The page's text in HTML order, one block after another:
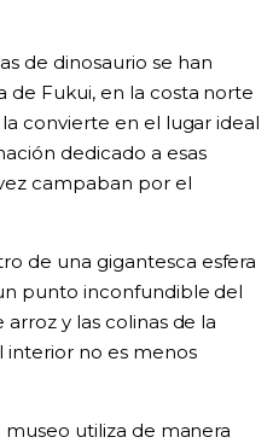
de dinosaurio se han
Fukui, en la costa norte
convierte en el lugar ideal
dedicado a esas
campaban por el
de una gigantesca esfera
punto inconfundible del
y las colinas de la
interior no es menos
utiliza de manera